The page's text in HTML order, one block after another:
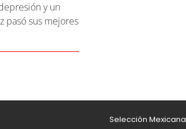
y un
pasó sus mejores
Selección Mexicana